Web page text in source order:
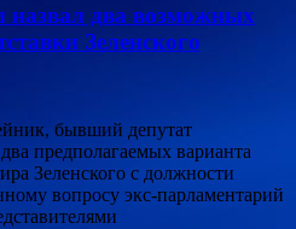
два возможных
Зеленского
бывший депутат
предполагаемых варианта
Зеленского с должности
вопросу экс-парламентарий